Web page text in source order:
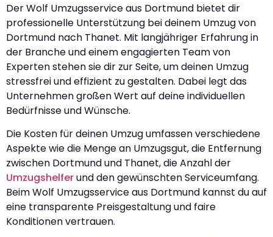
Der Wolf Umzugsservice aus Dortmund bietet dir
professionelle Unterstützung bei deinem Umzug von
Dortmund nach Thanet. Mit langjähriger Erfahrung in
der Branche und einem engagierten Team von
Experten stehen sie dir zur Seite, um deinen Umzug
stressfrei und effizient zu gestalten. Dabei legt das
Unternehmen großen Wert auf deine individuellen
Bedürfnisse und Wünsche.
Die Kosten für deinen Umzug umfassen verschiedene
Aspekte wie die Menge an Umzugsgut, die Entfernung
zwischen Dortmund und Thanet, die Anzahl der
Umzugshelferund den gewünschten Serviceumfang.
Beim Wolf Umzugsservice aus Dortmund kannst du auf
eine transparente Preisgestaltung und faire
Konditionen vertrauen.